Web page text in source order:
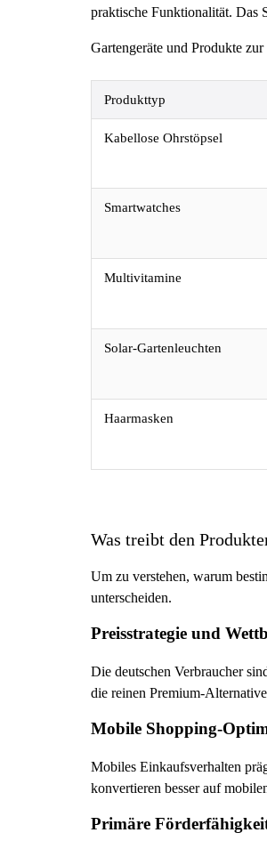
praktische Funktionalität. Das
Gartengeräte und Produkte
Produkttyp
Kabellose Ohrstöpsel
Smartwatches
Multivitamine
Solar-Gartenleuchten
Haarmasken
Was treibt den
Um zu verstehen, warum
unterscheiden.
Preisstrategie und
Die deutschen Verbraucher
die reinen Premium-
Mobile Shopping-
Mobiles Einkaufsverhalten
konvertieren besser auf
Primäre